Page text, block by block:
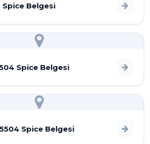
Spice Belgesi
Spice Belgesi
Spice Belgesi